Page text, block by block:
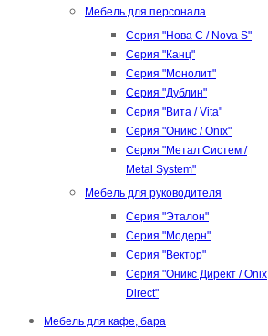
Мебель для персонала
Серия "Нова С / Nova S"
Серия "Канц"
Серия "Монолит"
Серия "Дублин"
Серия "Вита / Vita"
Серия "Оникс / Onix"
Серия "Метал Систем /
Metal System"
Мебель для руководителя
Серия "Эталон"
Серия "Модерн"
Серия "Вектор"
Серия "Оникс Директ / Onix
Direct"
Мебель для кафе, бара